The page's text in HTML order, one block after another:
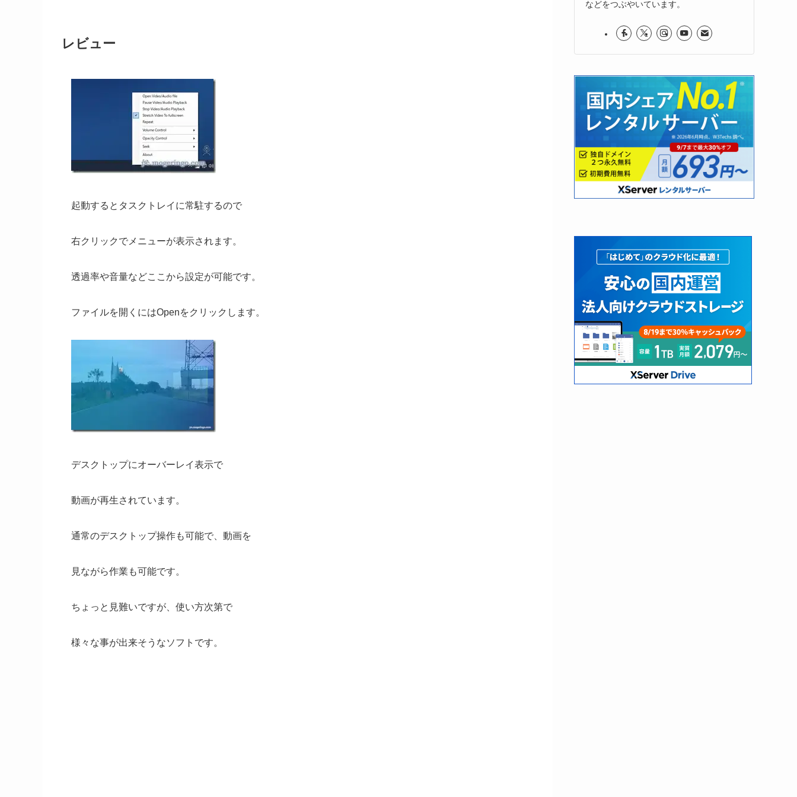
レビュー
起動するとタスクトレイに常駐するので
右クリックでメニューが表示されます。
透過率や音量などここから設定が可能です。
ファイルを開くにはOpenをクリックします。
デスクトップにオーバーレイ表示で
動画が再生されています。
通常のデスクトップ操作も可能で、動画を
見ながら作業も可能です。
ちょっと見難いですが、使い方次第で
様々な事が出来そうなソフトです。
などをつぶやいています。